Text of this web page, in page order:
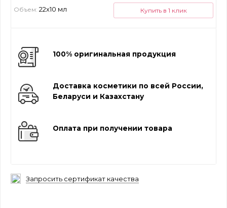
Объем: 22х10 мл Купить в 1 клик
100% оригинальная продукция
Доставка косметики по всей России,
Беларуси и Казахстану
Оплата при получении товара
Запросить сертификат качества